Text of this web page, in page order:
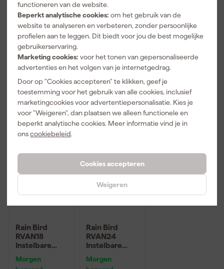
functioneren van de website.
Beperkt analytische cookies: om het gebruik van de
website te analyseren en verbeteren, zonder persoonlijke
profielen aan te leggen. Dit biedt voor jou de best mogelijke
gebruikerservaring.
Marketing cookies: voor het tonen van gepersonaliseerde
advertenties en het volgen van je internetgedrag.
Door op "Cookies accepteren" te klikken, geef je
toestemming voor het gebruik van alle cookies, inclusief
marketingcookies voor advertentiepersonalisatie. Kies je
voor "Weigeren", dan plaatsen we alleen functionele en
beperkt analytische cookies. Meer informatie vind je in
onscookiebeleid.
Cookies accepteren
Weigeren
Rain Bird
5004PC30
Pop-Up
Sproeier met
sproeimond
3.0 - 40° -
360°
Morgen
bezorgd
18,19
incl. BTW
Rain Bird 5Q
Sproeimond
MPR - 90° -
rood
Morgen
3,09
incl. BTW
Sproeimond
MPR - 90° -
groen
Morgen
3, 09
incl. BTW
Rain Bird
RVAN18
Instelbare
45°-270° -
Morgen
Rain Bird
RVAN24
Instelbare
45°-270° -
Morgen